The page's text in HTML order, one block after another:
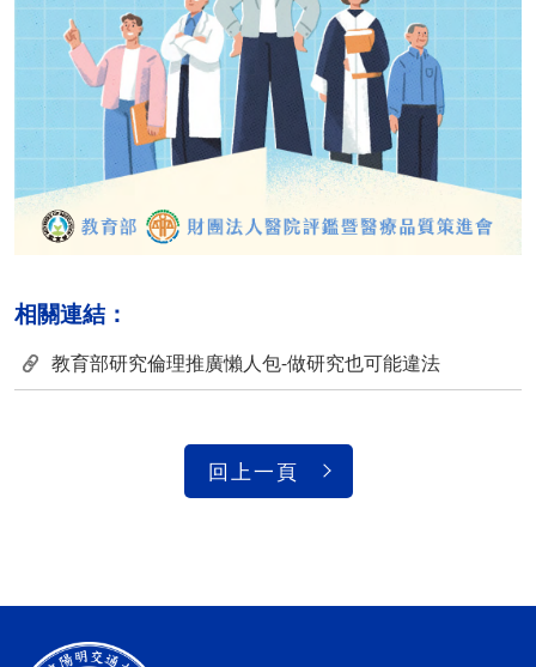
相關連結：
教育部研究倫理推廣懶人包-做研究也可能違法
回上一頁